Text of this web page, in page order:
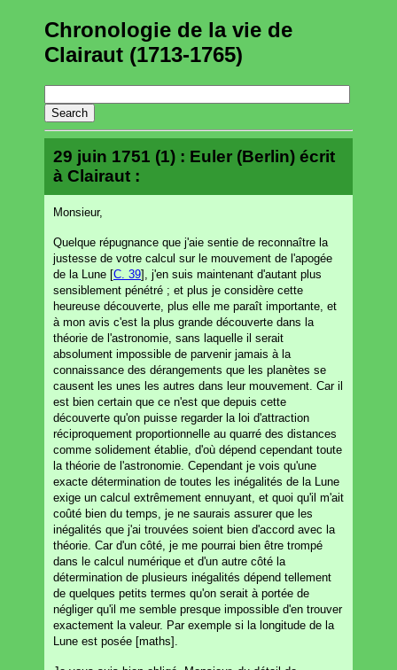
Chronologie de la vie de
Clairaut (1713-1765)
29 juin 1751 (1) : Euler (Berlin) écrit
à Clairaut :
Monsieur,
Quelque répugnance que j'aie sentie de reconnaître la
justesse de votre calcul sur le mouvement de l'apogée
de la Lune [C. 39], j'en suis maintenant d'autant plus
sensiblement pénétré ; et plus je considère cette
heureuse découverte, plus elle me paraît importante, et
à mon avis c'est la plus grande découverte dans la
théorie de l'astronomie, sans laquelle il serait
absolument impossible de parvenir jamais à la
connaissance des dérangements que les planètes se
causent les unes les autres dans leur mouvement. Car il
est bien certain que ce n'est que depuis cette
découverte qu'on puisse regarder la loi d'attraction
réciproquement proportionnelle au quarré des distances
comme solidement établie, d'où dépend cependant toute
la théorie de l'astronomie. Cependant je vois qu'une
exacte détermination de toutes les inégalités de la Lune
exige un calcul extrêmement ennuyant, et quoi qu'il m'ait
coûté bien du temps, je ne saurais assurer que les
inégalités que j'ai trouvées soient bien d'accord avec la
théorie. Car d'un côté, je me pourrai bien être trompé
dans le calcul numérique et d'un autre côté la
détermination de plusieurs inégalités dépend tellement
de quelques petits termes qu'on serait à portée de
négliger qu'il me semble presque impossible d'en trouver
exactement la valeur. Par exemple si la longitude de la
Lune est posée [maths].